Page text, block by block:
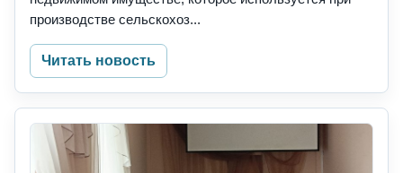
производстве сельскохоз...
Читать новость